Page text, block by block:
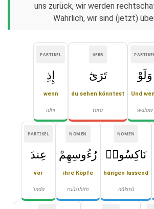
uns zurück, wir werden
Wahrlich, wir sind (jetzt)
PARTIKEL
وَلَوْ
Und
walaw
VERB
تَرَىٰٓ
du sehen könntest
tarā
PARTIKEL
إِذِ
wenn
idhi
NOMEN
نَاكِسُوا۟
hängen lassend
nākisū
NOMEN
رُءُوسِهِمْ
ihre Köpfe
ruūsihim
PARTIKEL
عِندَ
vor
ʿinda